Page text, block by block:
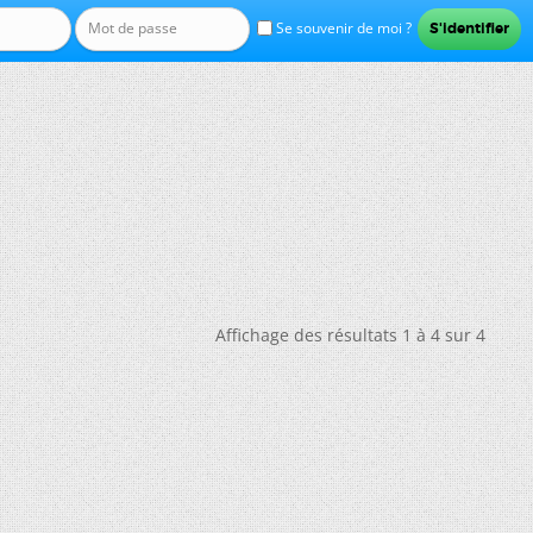
Se souvenir de moi ?
Affichage des résultats 1 à 4 sur 4